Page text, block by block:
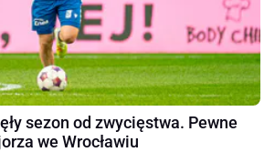
sezon od zwycięstwa. Pewne
we Wrocławiu